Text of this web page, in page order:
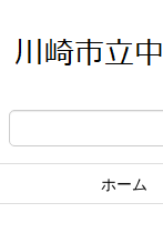
ホーム